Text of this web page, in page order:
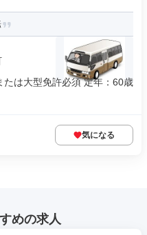
は大型免許必須 定年：60歳
気になる
めの求人